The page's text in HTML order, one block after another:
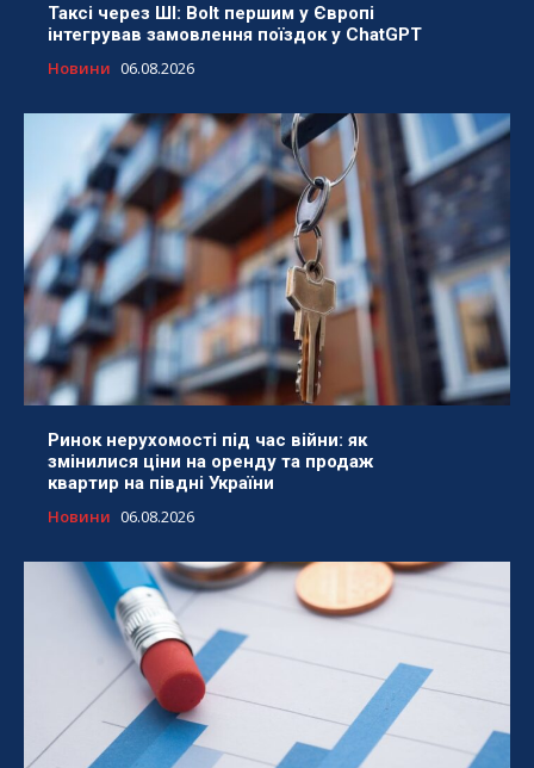
Таксі через ШІ: Bolt першим у Європі
інтегрував замовлення поїздок у ChatGPT
Новини 06.08.2026
Ринок нерухомості під час війни: як
змінилися ціни на оренду та продаж
квартир на півдні України
Новини 06.08.2026